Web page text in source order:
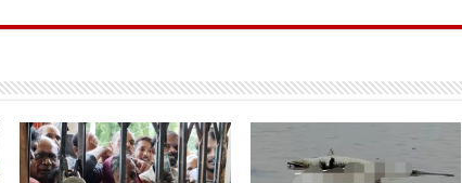
ar